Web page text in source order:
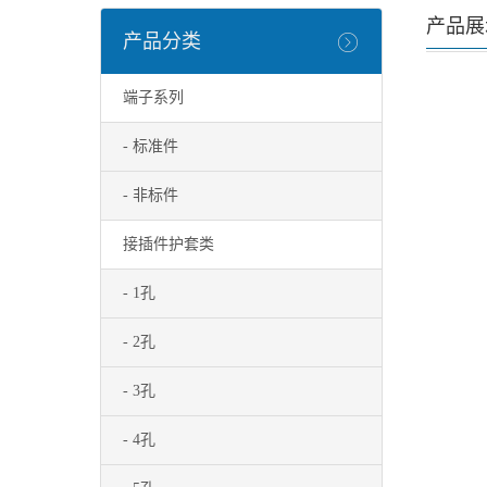
产品分类
端子系列
- 标准件
- 非标件
接插件护套类
- 1孔
- 2孔
- 3孔
- 4孔
产品